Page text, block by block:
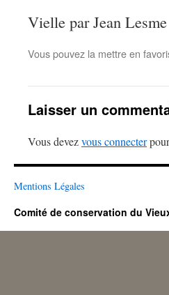
Vielle par Jean Lesme
Vous pouvez la mettre en
Laisser un
Vous devezvous connecter
Mentions Légales
Comité de conservation du